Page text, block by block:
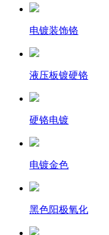
电镀装饰铬
液压板镀硬铬
硬铬电镀
电镀金色
黑色阳极氧化